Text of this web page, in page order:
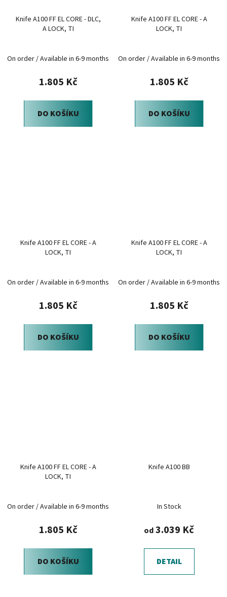
Knife A100 FF EL CORE - DLC,
A LOCK, TI
On order / Available in 6-9 months
1.805 Kč
DO KOŠÍKU
Knife A100 FF EL CORE - A
LOCK, TI
On order / Available in 6-9 months
1.805 Kč
DO KOŠÍKU
Knife A100 FF EL CORE - A
LOCK, TI
On order / Available in 6-9 months
1.805 Kč
DO KOŠÍKU
Knife A100 FF EL CORE - A
LOCK, TI
On order / Available in 6-9 months
1.805 Kč
DO KOŠÍKU
Knife A100 FF EL CORE - A
LOCK, TI
On order / Available in 6-9 months
1.805 Kč
DO KOŠÍKU
Knife A100 BB
In Stock
od3.039 Kč
DETAIL